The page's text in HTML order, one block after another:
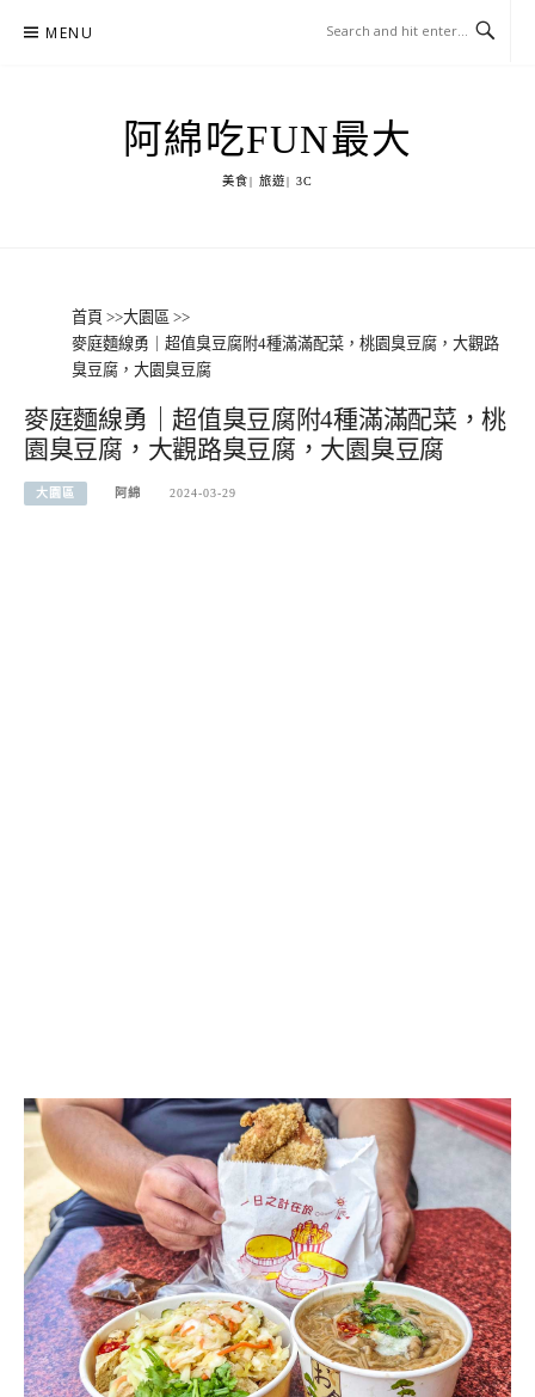
MENU
阿綿吃FUN最大
美食| 旅遊| 3C
首頁 >>大園區 >>
麥庭麵線勇｜超值臭豆腐附4種滿滿配菜，桃園臭豆腐，大觀路
臭豆腐，大園臭豆腐
麥庭麵線勇｜超值臭豆腐附4種滿滿配菜，桃
園臭豆腐，大觀路臭豆腐，大園臭豆腐
大園區 阿綿 2024-03-29